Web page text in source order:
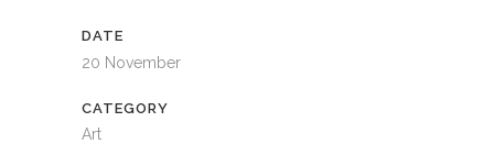
DATE
20 November
CATEGORY
Art